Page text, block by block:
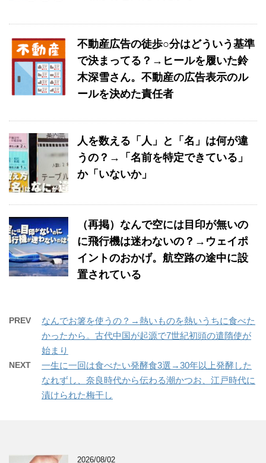
不動産広告の徒歩○分はどういう基準
で決まってる？→ヒールを履いた鈴
木深雪さん。不動産の広告表示のル
ールを決めた責任者
人を数える「人」と「名」は何が違
うの？→「名前を特定できている」
か「いないか」
（再掲）なんで空には目印が無いの
に飛行機は迷わないの？→ウェイポ
イントのおかげ。航空路の途中に設
置されている
PREV
なんでお箸を使うの？→熱いものを熱いうちに食べた
かったから。古代中国が起源で7世紀初頭の遣隋使が
始まり
NEXT
一生に一回は食べたい発酵食3選→30年以上発酵した
なれずし、奈良時代から伝わる潮かつお、江戸時代に
漬けられた梅干し
2026/08/02